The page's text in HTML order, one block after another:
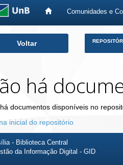
Comunidades e
Voltar
há
documentos disponíveis no
inicial do repositório
- Biblioteca Central
da Informação Digital - GID